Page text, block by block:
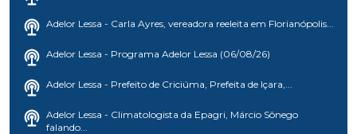
Adelor Lessa - Carla Ayres, vereadora reeleita em Florianópolis...
Adelor Lessa - Programa Adelor Lessa (06/08/26)
Adelor Lessa - Prefeito de Criciúma, Prefeita de Içara,...
Adelor Lessa - Climatologista da Epagri, Márcio Sônego
falando...